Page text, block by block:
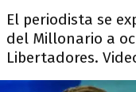
El periodista se
del Millonario a
Libertadores.